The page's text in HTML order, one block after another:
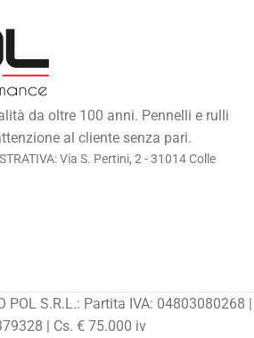
da oltre 100 anni. Pennelli e rulli
al cliente senza pari.
Via S. Pertini, 2 - 31014 Colle
POL S.R.L.: Partita IVA: 04803080268 |
| Cs. € 75.000 iv